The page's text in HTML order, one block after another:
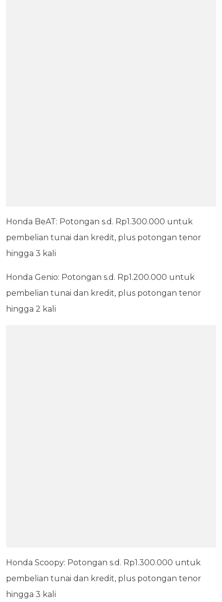
Honda BeAT: Potongan s.d. Rp1.300.000 untuk
pembelian tunai dan kredit, plus potongan tenor
hingga 3 kali
Honda Genio: Potongan s.d. Rp1.200.000 untuk
pembelian tunai dan kredit, plus potongan tenor
hingga 2 kali
Honda Scoopy: Potongan s.d. Rp1.300.000 untuk
pembelian tunai dan kredit, plus potongan tenor
hingga 3 kali